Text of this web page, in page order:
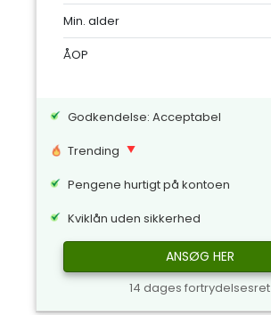
Min. alder
ÅOP
Godkendelse: Acceptabel
Trending
Pengene hurtigt på kontoen
Kviklån uden sikkerhed
ANSØG HER
14 dages fortrydelsesret